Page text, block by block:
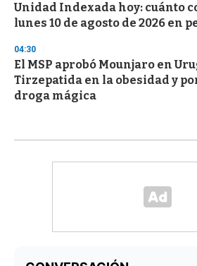
Unidad Indexada hoy: cuánto
lunes 10 de agosto de 2026 en
04:30
El MSP aprobó Mounjaro en
Tirzepatida en la obesidad y
droga mágica